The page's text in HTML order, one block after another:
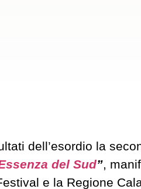
dell’esordio la
del Sud”,
e la Regione